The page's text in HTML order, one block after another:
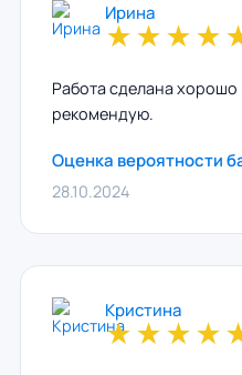
Ирина
★★★★
Работа сделана
рекомендую.
Оценка вероятности
28.10.2024
Кристина
★★★★